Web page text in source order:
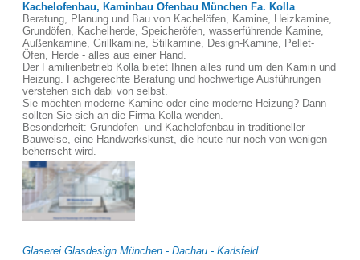
Kachelofenbau, Kaminbau Ofenbau München Fa. Kolla
Beratung, Planung und Bau von Kachelöfen, Kamine, Heizkamine,
Grundöfen, Kachelherde, Speicheröfen, wasserführende Kamine,
Außenkamine, Grillkamine, Stilkamine, Design-Kamine, Pellet-
Öfen, Herde - alles aus einer Hand.
Der Familienbetrieb Kolla bietet Ihnen alles rund um den Kamin und
Heizung. Fachgerechte Beratung und hochwertige Ausführungen
verstehen sich dabi von selbst.
Sie möchten moderne Kamine oder eine moderne Heizung? Dann
sollten Sie sich an die Firma Kolla wenden.
Besonderheit: Grundofen- und Kachelofenbau in traditioneller
Bauweise, eine Handwerkskunst, die heute nur noch von wenigen
beherrscht wird.
Glaserei Glasdesign München - Dachau - Karlsfeld